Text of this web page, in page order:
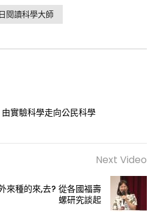
閱讀科學大師
實驗科學走向公民科學
Next Video
來種的來,去? 從各國福壽
螺研究談起